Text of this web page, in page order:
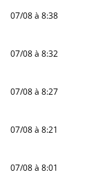
07/08 à 8:38
07/08 à 8:32
07/08 à 8:27
07/08 à 8:21
07/08 à 8:01